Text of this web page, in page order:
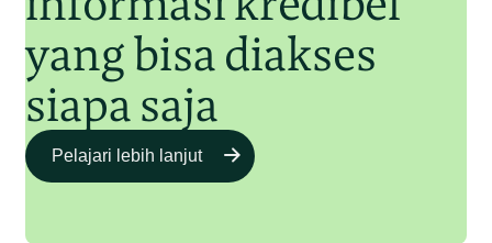
yang bisa diakses
siapa saja
Pelajari lebih lanjut